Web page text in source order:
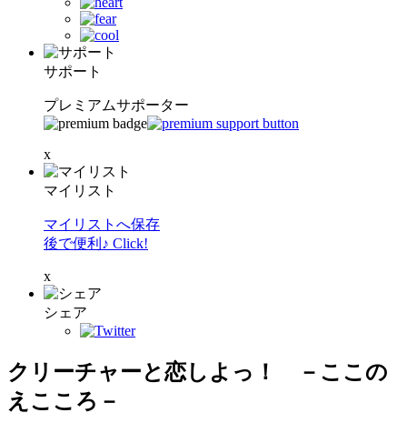
サポート
プレミアムサポーター
x
マイリスト
マイリストへ保存
後で便利♪ Click!
x
シェア
クリーチャーと恋しよっ！ －ここの
えこころ－